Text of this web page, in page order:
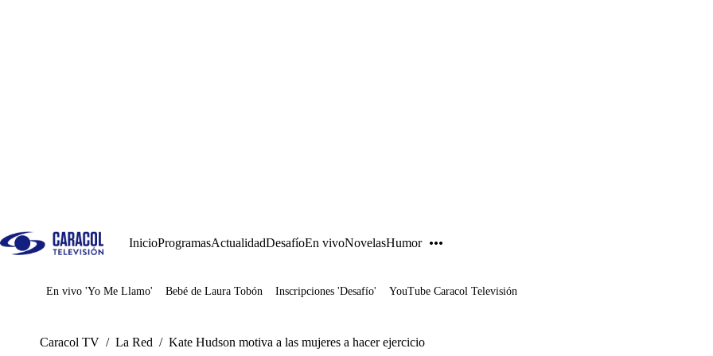
InicioProgramasActualidadDesafíoEn vivoNovelasHumor
Juegos
En vivo 'Yo Me Llamo' Bebé de Laura Tobón Inscripciones 'Desafío' YouTube Caracol Televisión
Caracol TV / La Red / Kate Hudson motiva a las mujeres a hacer ejercicio